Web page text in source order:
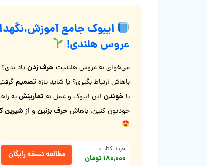
ایبوک جامع
عروس هلندی!
می‌خوای به عروس هلندیت حرف زدنیاد
باهاش ارتباط بگیری؟ یا شاید تازه تصمیم
با خوندن این ایبوک و عمل به تمارینشبه
خودتون کنین، باهاش حرف بزنینو از شیرین
خرید کتاب:
۱۸۰,۰۰۰ تومان مطالعه نسخه رایگان